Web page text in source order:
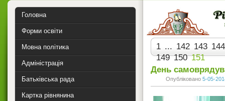
1 ... 142 143 144
149 150 151
День
Опубліковано 5-05-
Головна
Форми освіти
Мовна політика
Адміністрація
Батьківська рада
Картка рівнянина